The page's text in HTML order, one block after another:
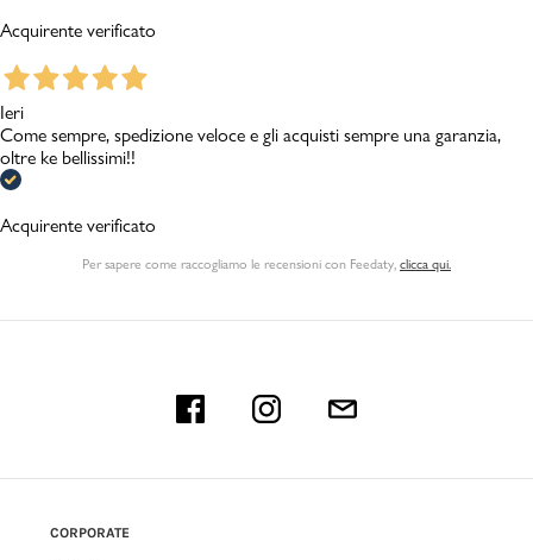
Acquirente verificato
Ieri
Come sempre, spedizione veloce e gli acquisti sempre una garanzia,
oltre ke bellissimi!!
Acquirente verificato
Per sapere come raccogliamo le recensioni con Feedaty, clicca qui.
CORPORATE